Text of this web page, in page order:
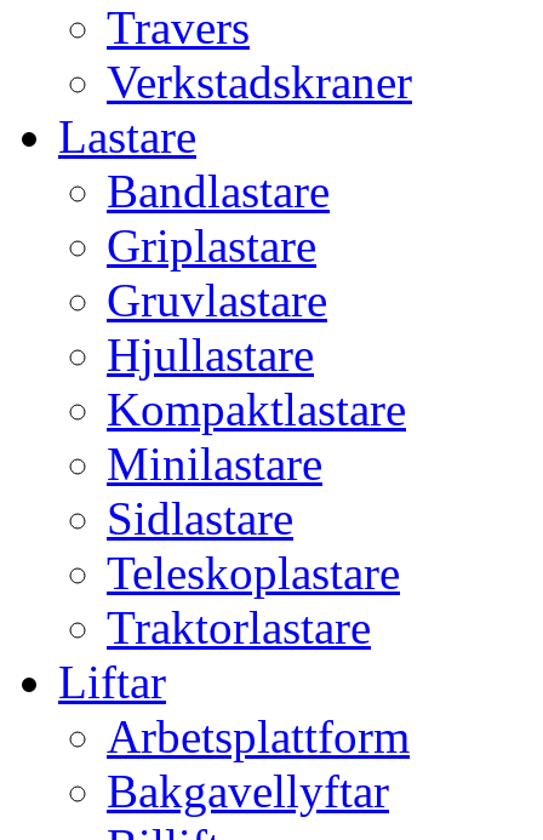
Travers
Verkstadskraner
Lastare
Bandlastare
Griplastare
Gruvlastare
Hjullastare
Kompaktlastare
Minilastare
Sidlastare
Teleskoplastare
Traktorlastare
Liftar
Arbetsplattform
Bakgavellyftar